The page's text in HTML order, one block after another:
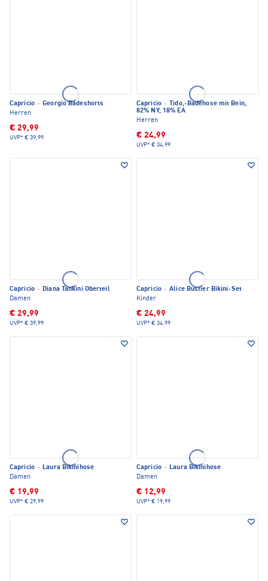
Capricio · Georgio Badeshorts
Herren
€ 29,99
UVP* € 39,99
Capricio ·
Tido,-Badehose mit Bein,
82% NY, 18% EA
Herren
€ 24,99
UVP* € 34,99
Capricio · Diana Tankini Oberteil
Damen
€ 29,99
UVP* € 39,99
Capricio · Alice Bustier Bikini-Set
Kinder
€ 24,99
UVP* € 34,99
Capricio · Laura Bikinihose
Damen
€ 19,99
UVP* € 29,99
Capricio · Laura Bikinihose
Damen
€ 12,99
UVP* € 19,99